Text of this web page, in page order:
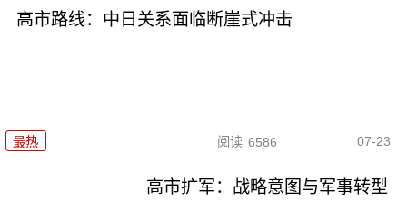
高市路线：中日关系面临断崖式冲击
最热 阅读 6586 07-23
高市扩军：战略意图与军事转型